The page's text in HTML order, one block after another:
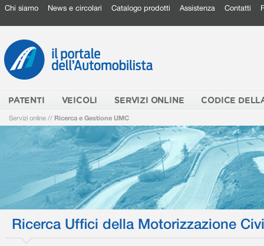
Chi siamo News e circolari Catalogo prodotti Assistenza Contatti
PATENTI VEICOLI SERVIZI ONLINE CODICE
Servizi online // Ricerca e Gestione UMC
Ricerca Uffici della Motorizzazione